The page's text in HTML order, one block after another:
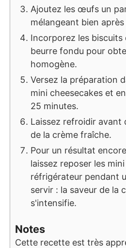
Ajoutez les œufs un
mélangeant bien
Incorporez les biscuits
beurre fondu pour
homogène.
Versez la préparation
mini cheesecakes et
25 minutes.
Laissez refroidir avant
de la crème fraîche.
Pour un résultat
laissez reposer les
réfrigérateur pendant
servir : la saveur de la
s'intensifie.
Notes
Cette recette est très